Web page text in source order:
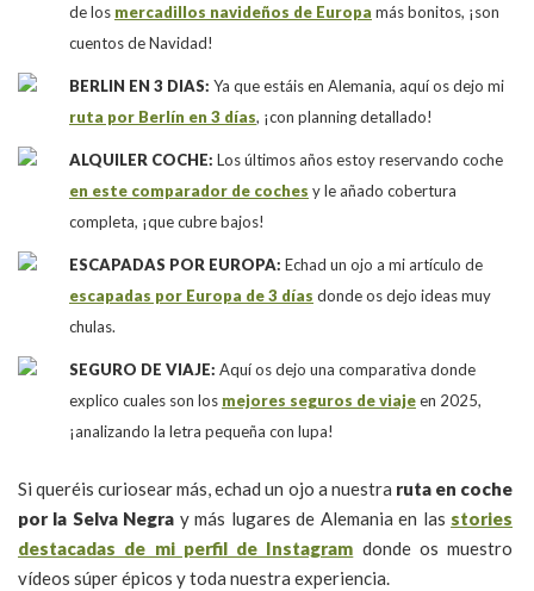
de los mercadillos navideños de Europa más bonitos, ¡son
cuentos de Navidad!
BERLIN EN 3 DIAS: Ya que estáis en Alemania, aquí os dejo mi
ruta por Berlín en 3 días, ¡con planning detallado!
ALQUILER COCHE: Los últimos años estoy reservando coche
en este comparador de coches y le añado cobertura
completa, ¡que cubre bajos!
ESCAPADAS POR EUROPA: Echad un ojo a mi artículo de
escapadas por Europa de 3 días donde os dejo ideas muy
chulas.
SEGURO DE VIAJE: Aquí os dejo una comparativa donde
explico cuales son los mejores seguros de viajeen 2025,
¡analizando la letra pequeña con lupa!
Si queréis curiosear más, echad un ojo a nuestra ruta en coche
por la Selva Negra y más lugares de Alemania en las stories
destacadas de mi perfil de Instagram donde os muestro
vídeos súper épicos y toda nuestra experiencia.